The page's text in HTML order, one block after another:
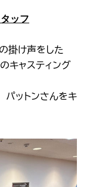
ッフ
の掛け声をした
キャスティング
パットンさんをキ